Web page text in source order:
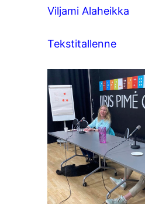
Viljami Alaheikka
Tekstitallenne